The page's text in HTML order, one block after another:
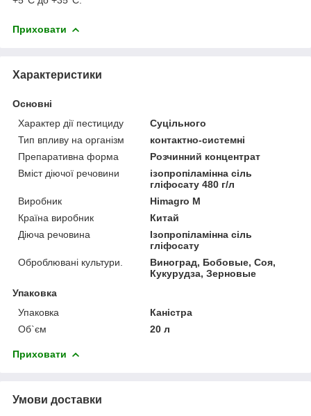
Приховати
Характеристики
Основні
Характер дії пестициду
Суцільного
Тип впливу на організм
контактно-системні
Препаративна форма
Розчинний концентрат
Вміст діючої речовини
ізопропіламінна сіль
гліфосату 480 г/л
Виробник
Himagro M
Країна виробник
Китай
Діюча речовина
Ізопропіламінна сіль
гліфосату
Оброблювані культури.
Виноград, Бобовые, Соя,
Кукурудза, Зерновые
Упаковка
Упаковка
Каністра
Об`єм
20 л
Приховати
Умови доставки